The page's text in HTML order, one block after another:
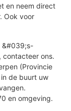
en neem direct
Ook voor
&#039;s-
contacteer ons.
(Provincie
de buurt uw
en omgeving.